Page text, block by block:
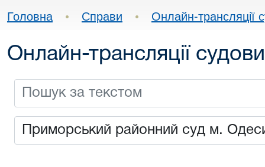
Головна • Справи • Онлайн-трансляції
Онлайн-трансляції